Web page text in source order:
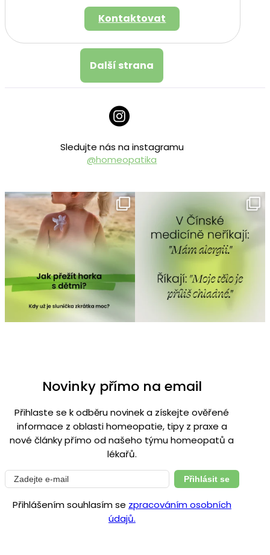
Kontaktovat
Další strana
Sledujte nás na instagramu
@homeopatika
homeopatika.cz
Srp 9
Srp 8
Novinky přímo na email
Přihlaste se k odběru novinek a získejte ověřené
informace z oblasti homeopatie, tipy z praxe a
nové články přímo od našeho týmu homeopatů a
lékařů.
Přihlásit se
Přihlášením souhlasím se zpracováním osobních
údajů.